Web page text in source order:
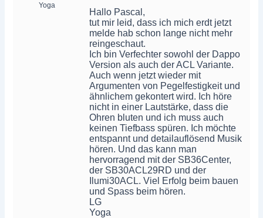
Yoga
Hallo Pascal,
tut mir leid, dass ich mich erdt jetzt
melde hab schon lange nicht mehr
reingeschaut.
Ich bin Verfechter sowohl der Dappo
Version als auch der ACL Variante.
Auch wenn jetzt wieder mit
Argumenten von Pegelfestigkeit und
ähnlichem gekontert wird. Ich höre
nicht in einer Lautstärke, dass die
Ohren bluten und ich muss auch
keinen Tiefbass spüren. Ich möchte
entspannt und detailauflösend Musik
hören. Und das kann man
hervorragend mit der SB36Center,
der SB30ACL29RD und der
Ilumi30ACL. Viel Erfolg beim bauen
und Spass beim hören.
LG
Yoga